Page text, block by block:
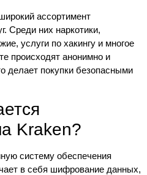
ассортимент
Среди них наркотики,
услуги по хакингу и многое
происходят анонимно и
покупки безопасными
Kraken?
систему обеспечения
в себя шифрование данных,